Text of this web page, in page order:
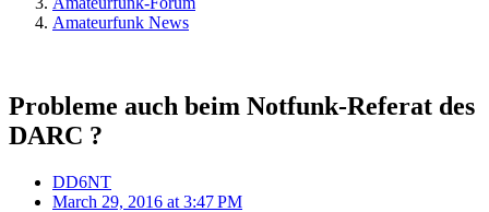
Amateurfunk News
Probleme auch beim Notfunk-Referat des
DARC ?
DD6NT
March 29, 2016 at 3:47 PM